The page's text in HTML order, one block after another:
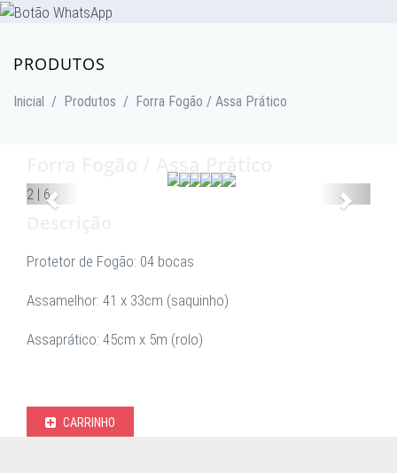
PRODUTOS
Inicial / Produtos / Forra Fogão / Assa Prático
Anterior
2 | 6
Protetor de Fogão: 04 bocas
Assamelhor: 41 x 33cm (saquinho)
Assaprático: 45cm x 5m (rolo)
CARRINHO